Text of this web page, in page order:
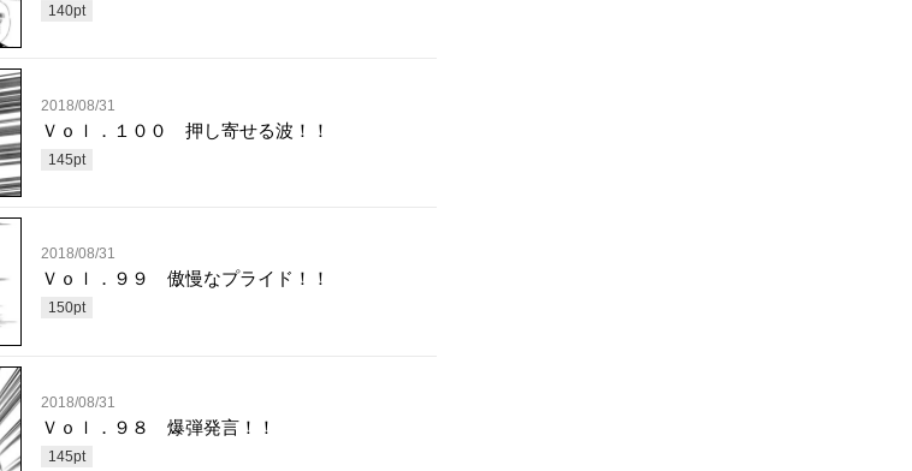
140pt
2018/08/31
Ｖｏｌ．１００ 押し寄せる波！！
145pt
2018/08/31
Ｖｏｌ．９９ 傲慢なプライド！！
150pt
2018/08/31
Ｖｏｌ．９８ 爆弾発言！！
145pt